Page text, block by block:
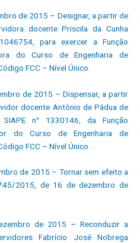
de 2015 – Designar, a partir de
docente Priscila da Cunha
para exercer a Função
do Curso de Engenharia de
FCC – Nível Único.
de 2015 – Dispensar, a partir
docente Antônio de Pádua de
SIAPE n° 1330146, da Função
do Curso de Engenharia de
FCC – Nível Único.
de 2015 – Tornar sem efeito a
2015, de 16 de dezembro de
de 2015 – Reconduzir a
Fabrício José Nobrega